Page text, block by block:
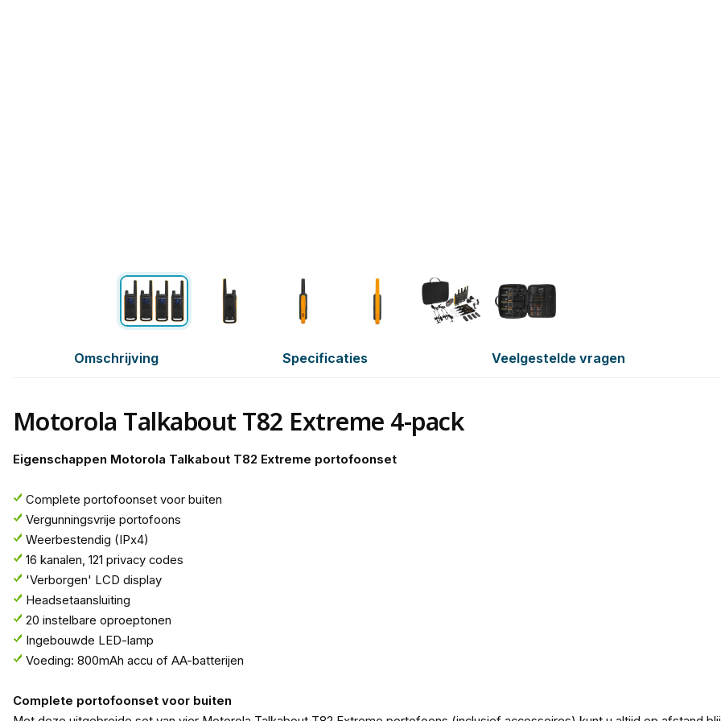
Omschrijving Specificaties Veelgestelde vragen
Motorola Talkabout T82 Extreme 4-pack
Eigenschappen Motorola Talkabout T82 Extreme portofoonset
Complete portofoonset voor buiten
Vergunningsvrije portofoons
Weerbestendig (IPx4)
16 kanalen, 121 privacy codes
'Verborgen' LCD display
Headsetaansluiting
20 instelbare oproeptonen
Ingebouwde LED-lamp
Voeding: 800mAh accu of AA-batterijen
Complete portofoonset voor buiten